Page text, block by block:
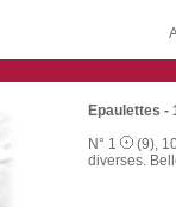
Epaulettes -
N° 1
(9),
diverses.